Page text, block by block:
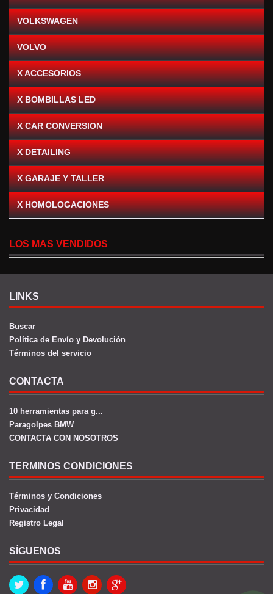
VOLKSWAGEN
VOLVO
X ACCESORIOS
X BOMBILLAS LED
X CAR CONVERSION
X DETAILING
X GARAJE Y TALLER
X HOMOLOGACIONES
LOS MAS VENDIDOS
LINKS
Buscar
Política de Envío y Devolución
Términos del servicio
CONTACTA
10 herramientas para g...
Paragolpes BMW
CONTACTA CON NOSOTROS
TERMINOS CONDICIONES
Términos y Condiciones
Privacidad
Registro Legal
SÍGUENOS